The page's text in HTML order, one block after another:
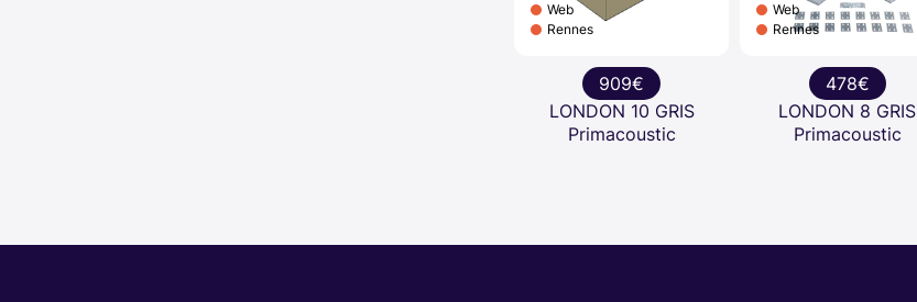
Web
Rennes
909€
LONDON 10 GRIS
Primacoustic
Web
Rennes
478€
LONDON 8 GRIS
Primacoustic